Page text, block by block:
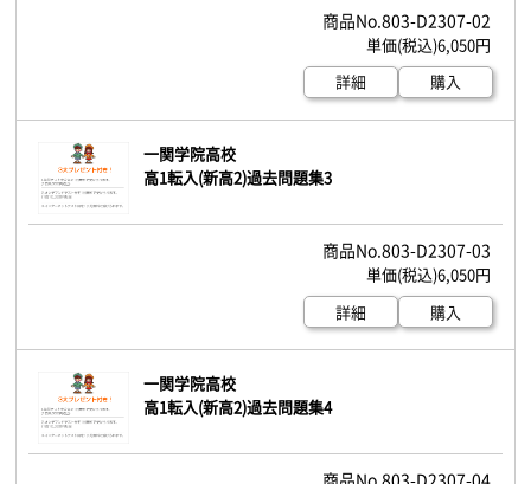
803-D2307-02
6,050円
詳細
購入
一関学院高校
高1転入(新高2)過去問題集3
803-D2307-03
6,050円
詳細
購入
一関学院高校
高1転入(新高2)過去問題集4